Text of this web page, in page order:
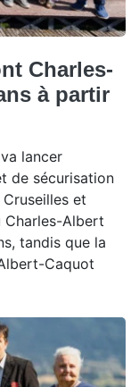
Charles-
à partir
lancer
de sécurisation
et
Charles-Albert
tandis que la
Caquot